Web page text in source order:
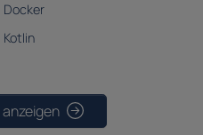
Docker
Kotlin